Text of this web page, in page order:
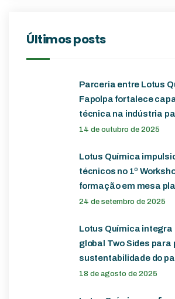
Últimos posts
Parceria entre Lotus
Fapolpa fortalece
técnica na indústria
14 de outubro de 2025
Lotus Química
técnicos no 1º
formação em mesa
24 de setembro de 2025
Lotus Química
global Two Sides para
sustentabilidade do
18 de agosto de 2025